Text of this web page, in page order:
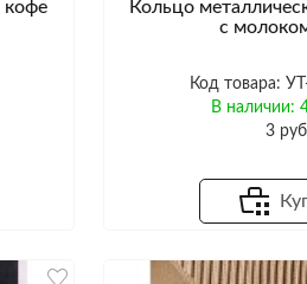
кофе
Кольцо
с
Код товара:
В наличии:
3